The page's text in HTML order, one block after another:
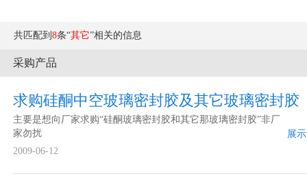
共匹配到 8条“其它”相关的信息
采购产品
求购硅酮中空玻璃密封胶及其它玻璃密封胶
主要是想向厂家求购“硅酮玻璃密封胶和其它那玻璃密封胶”非厂
家勿扰
展
2009-06-12